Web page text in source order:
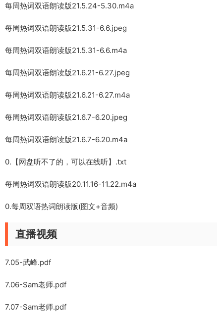
每周热词双语朗读版21.5.24-5.30.m4a
每周热词双语朗读版21.5.31-6.6.jpeg
每周热词双语朗读版21.5.31-6.6.m4a
每周热词双语朗读版21.6.21-6.27.jpeg
每周热词双语朗读版21.6.21-6.27.m4a
每周热词双语朗读版21.6.7-6.20.jpeg
每周热词双语朗读版21.6.7-6.20.m4a
0.【网盘听不了的，可以在线听】.txt
每周热词双语朗读版20.11.16-11.22.m4a
0.每周双语热词朗读版(图文+音频)
直播视频
7.05-武峰.pdf
7.06-Sam老师.pdf
7.07-Sam老师.pdf